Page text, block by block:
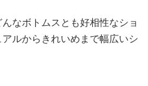
なボトムスとも好相性なショ
ルからきれいめまで幅広いシ